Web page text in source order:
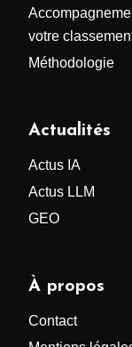
votre
Méthodologie
Actualités
Actus IA
Actus LLM
GEO
À propos
Contact